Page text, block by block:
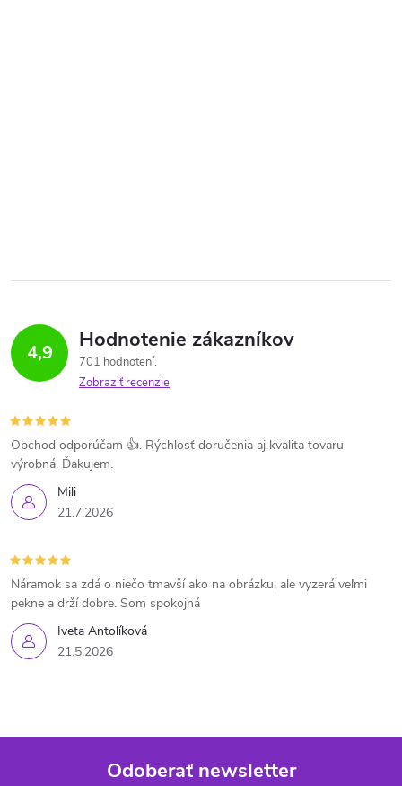
4,9 Hodnotenie zákazníkov
701 hodnotení
Zobraziť recenzie
Mili
21.7.2026
Obchod odporúčam 👍. Rýchlosť doručenia aj kvalita tovaru
výrobná. Ďakujem.
Iveta Antolíková
21.5.2026
Náramok sa zdá o niečo tmavší ako na obrázku, ale vyzerá veľmi
pekne a drží dobre. Som spokojná
Odoberať newsletter